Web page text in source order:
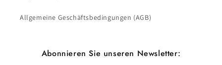
Allgemeine Geschäftsbedingungen (AGB)
Abonnieren Sie unseren Newsletter: